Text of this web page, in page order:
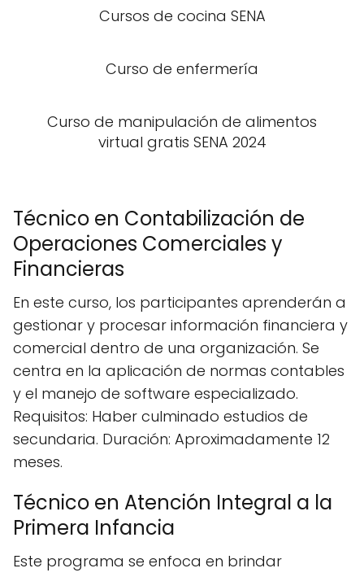
Cursos de cocina SENA
Curso de enfermería
Curso de manipulación de alimentos
virtual gratis SENA 2024
Técnico en Contabilización de
Operaciones Comerciales y
Financieras
En este curso, los participantes aprenderán a
gestionar y procesar información financiera y
comercial dentro de una organización. Se
centra en la aplicación de normas contables
y el manejo de software especializado.
Requisitos: Haber culminado estudios de
secundaria. Duración: Aproximadamente 12
meses.
Técnico en Atención Integral a la
Primera Infancia
Este programa se enfoca en brindar